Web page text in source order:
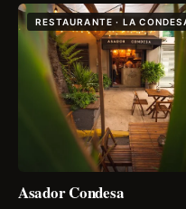
RESTAURANTE · LA
Asador Condesa